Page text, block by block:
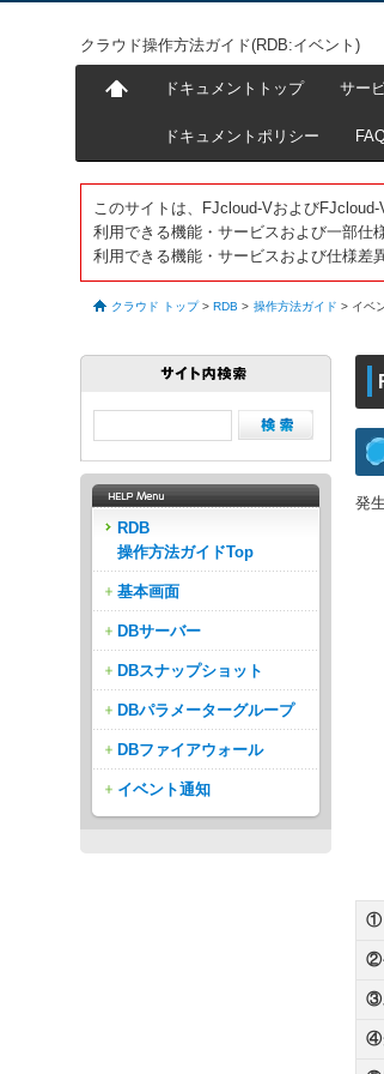
クラウド操作方法ガイド(RDB:イベント)
ドキュメントトップ サー
ドキュメントポリシー
このサイトは、FJcloud-Vおよび
利用できる機能・サービスおよび一部仕
利用できる機能・サービスおよび仕様差
クラウド トップ > RDB > 操作方法ガイド > イベ
発
①
②
③
④
RDB
操作方法ガイドTop
基本画面
DBサーバー
DBスナップショット
DBパラメーターグループ
DBファイアウォール
イベント通知